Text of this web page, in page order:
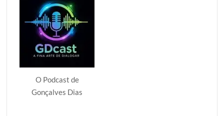
O Podcast de
Gonçalves Dias